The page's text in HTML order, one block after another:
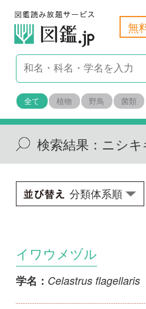
無料ト
×
全て 植物 野鳥 菌類 昆虫
検索結果：ニシキギ科
リュウキュウツルウメモド